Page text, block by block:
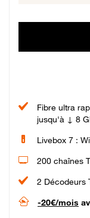
Fibre ultra
jusqu'à ↓ 8
Livebox 7 :
200 chaînes
2 Décodeurs
-20€/mois